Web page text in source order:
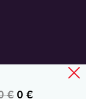
€0 €